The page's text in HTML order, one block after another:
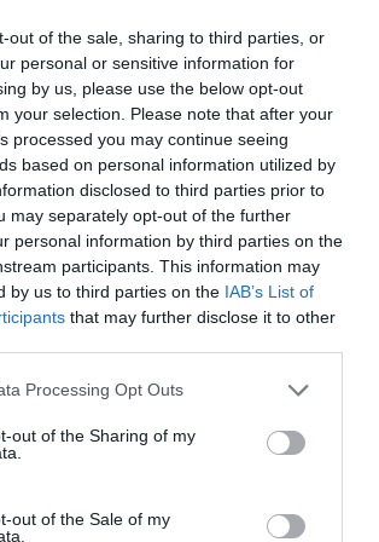
out of the sale, sharing to third parties, or
personal or sensitive information for
by us, please use the below opt-out
your selection. Please note that after your
processed you may continue seeing
based on personal information utilized by
disclosed to third parties prior to
may separately opt-out of the further
personal information by third parties on the
participants. This information may
by us to third parties on the IAB’s List of
that may further disclose it to other
Processing Opt Outs
out of the Sharing of my
out of the Sale of my
vous ayez des actions, combien vous
pour l’encenser de la sorte ?
RÉPONDRE
a
:
13 mai 2026 - 15 h
25 min
je ne touche aucune
Je m’intéresse juste à
du secteur et je trouve ça
de crise. On peut analyser la
un carnet de chèques sous la table,
ne croyez pas ?
RÉPONDRE